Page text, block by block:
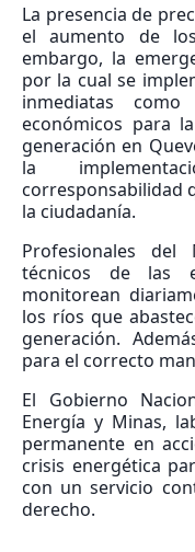
La presencia de
el aumento de
embargo, la
por la cual se
inmediatas
económicos para
generación en
la
corresponsabilidad
la ciudadanía.
Profesionales del
técnicos de las
monitorean
los ríos que
generación.
para el correcto
El Gobierno
Energía y Minas,
permanente en
crisis energética
con un servicio
derecho.